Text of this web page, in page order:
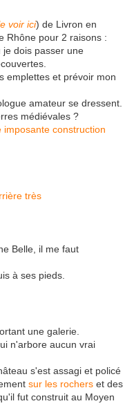
voir ici) de Livron en
Rhône pour 2 raisons :
je dois passer une
emplettes et prévoir mon
amateur se dressent.
médiévales ?
imposante construction
Belle, il me faut
à ses pieds.
une galerie.
n'arbore aucun vrai
s'est assagi et policé
sur les rochers et des
fut construit au Moyen